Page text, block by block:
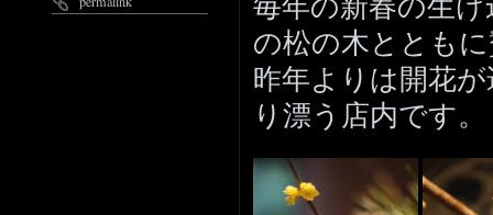
の松の木ととも
昨年よりは開花
り漂う店内です。